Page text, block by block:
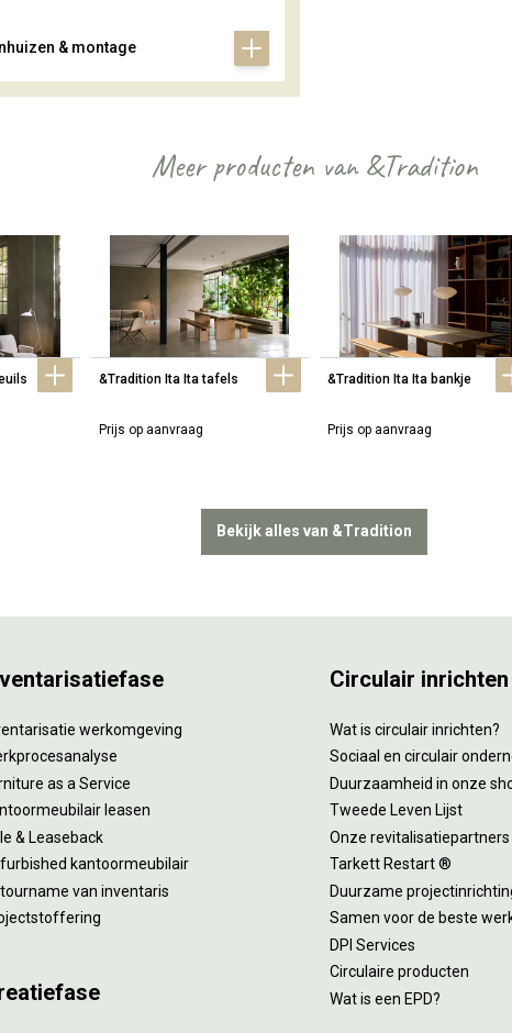
Inhuizen & montage
Meer producten van &Tradition
&Tradition Ita Ita tafels
Prijs op aanvraag
&Tradition Ita Ita bankje
Prijs op aanvraag
Bekijk alles van &Tradition
werkomgeving
as a Service
leasen
& Leaseback
kantoormeubilair
van inventaris
Circulair inrichten
Wat is circulair inrichten?
Sociaal en circulair
Duurzaamheid in onze
Tweede Leven Lijst
Onze revitalisatiepartners
Tarkett Restart ®
Duurzame
Samen voor de beste
DPI Services
Circulaire producten
Wat is een EPD?